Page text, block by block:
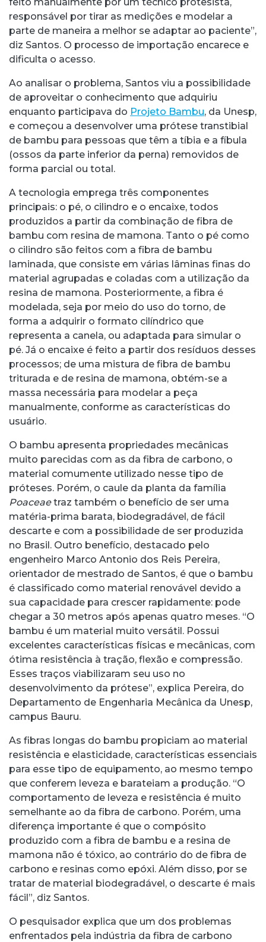
responsável por tirar as medições e modelar a
parte de maneira a melhor se adaptar ao paciente”,
diz Santos. O processo de importação encarece e
dificulta o acesso.
Ao analisar o problema, Santos viu a possibilidade
de aproveitar o conhecimento que adquiriu
enquanto participava do Projeto Bambu, da Unesp,
e começou a desenvolver uma prótese transtibial
de bambu para pessoas que têm a tíbia e a fíbula
(ossos da parte inferior da perna) removidos de
forma parcial ou total.
A tecnologia emprega três componentes
principais: o pé, o cilindro e o encaixe, todos
produzidos a partir da combinação de fibra de
bambu com resina de mamona. Tanto o pé como
o cilindro são feitos com a fibra de bambu
laminada, que consiste em várias lâminas finas do
material agrupadas e coladas com a utilização da
resina de mamona. Posteriormente, a fibra é
modelada, seja por meio do uso do torno, de
forma a adquirir o formato cilíndrico que
representa a canela, ou adaptada para simular o
pé. Já o encaixe é feito a partir dos resíduos desses
processos; de uma mistura de fibra de bambu
triturada e de resina de mamona, obtém-se a
massa necessária para modelar a peça
manualmente, conforme as características do
usuário.
O bambu apresenta propriedades mecânicas
muito parecidas com as da fibra de carbono, o
material comumente utilizado nesse tipo de
próteses. Porém, o caule da planta da família
Poaceaetraz também o benefício de ser uma
matéria-prima barata, biodegradável, de fácil
descarte e com a possibilidade de ser produzida
no Brasil. Outro benefício, destacado pelo
engenheiro Marco Antonio dos Reis Pereira,
orientador de mestrado de Santos, é que o bambu
é classificado como material renovável devido a
sua capacidade para crescer rapidamente: pode
chegar a 30 metros após apenas quatro meses. “O
bambu é um material muito versátil. Possui
excelentes características físicas e mecânicas, com
ótima resistência à tração, flexão e compressão.
Esses traços viabilizaram seu uso no
desenvolvimento da prótese”, explica Pereira, do
Departamento de Engenharia Mecânica da Unesp,
campus Bauru.
As fibras longas do bambu propiciam ao material
resistência e elasticidade, características essenciais
para esse tipo de equipamento, ao mesmo tempo
que conferem leveza e barateiam a produção. “O
comportamento de leveza e resistência é muito
semelhante ao da fibra de carbono. Porém, uma
diferença importante é que o compósito
produzido com a fibra de bambu e a resina de
mamona não é tóxico, ao contrário do de fibra de
carbono e resinas como epóxi. Além disso, por se
tratar de material biodegradável, o descarte é mais
fácil”, diz Santos.
O pesquisador explica que um dos problemas
enfrentados pela indústria da fibra de carbono